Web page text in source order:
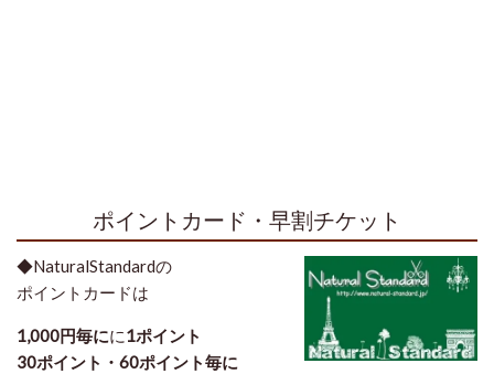
ポイントカード・早割チケット
◆NaturalStandardの
ポイントカードは
1,000円毎にに1ポイント
30ポイント・60ポイント毎に